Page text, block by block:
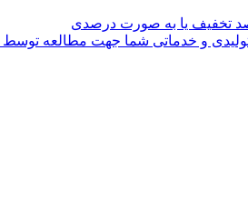
تخفیف یا به صورت درصدی
تولیدی و خدماتی شما جهت مطالعه